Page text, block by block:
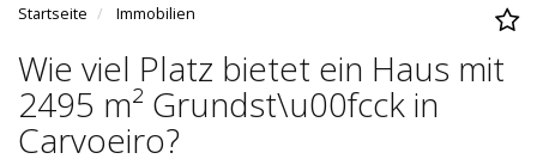
Startseite Immobilien
Wie viel Platz bietet ein Haus mit
2495 m² Grundst\u00fcck in
Carvoeiro?